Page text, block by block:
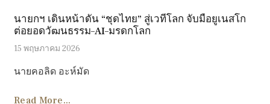
นายกฯ เดินหน้าดัน “ชุดไทย” สู่เวทีโลก จับมือยูเนสโก
ต่อยอดวัฒนธรรม–AI–มรดกโลก
15 พฤษภาคม 2026
นายคอลิด อะห์มัด
Read More...